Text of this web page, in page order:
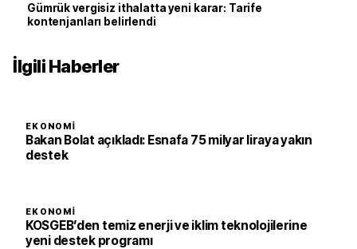
Gümrük vergisiz ithalatta yeni karar: Tarife
kontenjanları belirlendi
İlgili Haberler
EKONOMI
Bakan Bolat açıkladı: Esnafa 75 milyar liraya yakın
destek
EKONOMI
KOSGEB’den temiz enerji ve iklim teknolojilerine
yeni destek programı